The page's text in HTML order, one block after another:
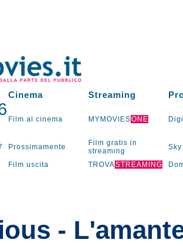
Cinema Streaming
Film al cinema MYMOVIESONE
Prossimamente
Film gratis in
streaming
Sky
Film uscita TROVASTREAMING
-